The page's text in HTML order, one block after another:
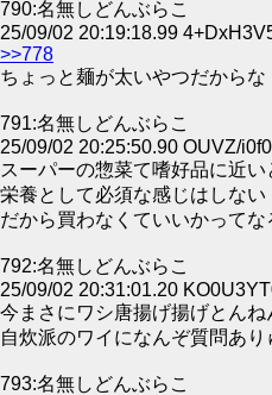
790:名無しどんぶらこ
25/09/02 20:19:18.99
>>778
ちょっと麺が太いやつだからな
791:名無しどんぶらこ
25/09/02 20:25:50.90 OUVZ/
スーパーの惣菜て嗜好品に近い
栄養として必須な感じはしない
だから買わなくていいかってな
792:名無しどんぶらこ
25/09/02 20:31:01.20
今まさにワシ唐揚げ揚げとんね
自炊派のワイになんぞ質問あり
793:名無しどんぶらこ